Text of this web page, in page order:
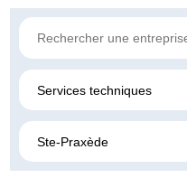
Services techniques
Ste-Praxède